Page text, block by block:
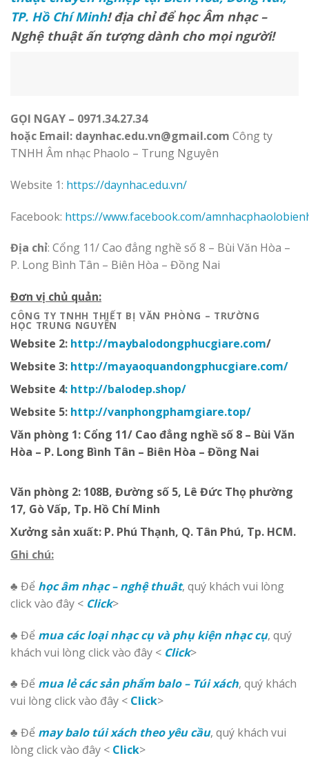
TP. Hồ Chí Minh!địa chỉ để học Âm nhạc –
Nghệ thuật ấn tượng dành cho mọi người!
GỌI NGAY – 0971.34.27.34
hoặc Email: daynhac.edu.vn@gmail.com Công ty
TNHH Âm nhạc Phaolo – Trung Nguyên
Website 1: https://daynhac.edu.vn/
Facebook: https://www.facebook.com/
Địa chỉ: Cổng 11/ Cao đẳng nghề số 8 – Bùi Văn Hòa –
P. Long Bình Tân – Biên Hòa – Đồng Nai
Đơn vị chủ quản:
CÔNG TY TNHH THIẾT BỊ VĂN PHÒNG – TRƯỜNG
HỌC TRUNG NGUYÊN
Website 2: http://maybalodongphucgiare.com/
Website 3: http://mayaoquandongphucgiare.com/
Website 4: http://balodep.shop/
Website 5: http://vanphongphamgiare.top/
Văn phòng 1: Cổng 11/ Cao đẳng nghề số 8 – Bùi Văn
Hòa – P. Long Bình Tân – Biên Hòa – Đồng Nai
Văn phòng 2: 108B, Đường số 5, Lê Đức Thọ phường
17, Gò Vấp, Tp. Hồ Chí Minh
Xưởng sản xuất: P. Phú Thạnh, Q. Tân Phú, Tp. HCM.
Ghi chú:
♣ Để học âm nhạc – nghệ thuât, quý khách vui lòng
click vào đây < Click>
♣ Để mua các loại nhạc cụ và phụ kiện nhạc cụ, quý
khách vui lòng click vào đây < Click>
♣ Để mua lẻ các sản phẩm balo – Túi xách, quý khách
vui lòng click vào đây < Click>
♣ Để may balo túi xách theo yêu cầu, quý khách vui
lòng click vào đây < Click>